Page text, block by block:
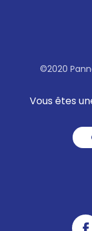
©2020
Vous êtes